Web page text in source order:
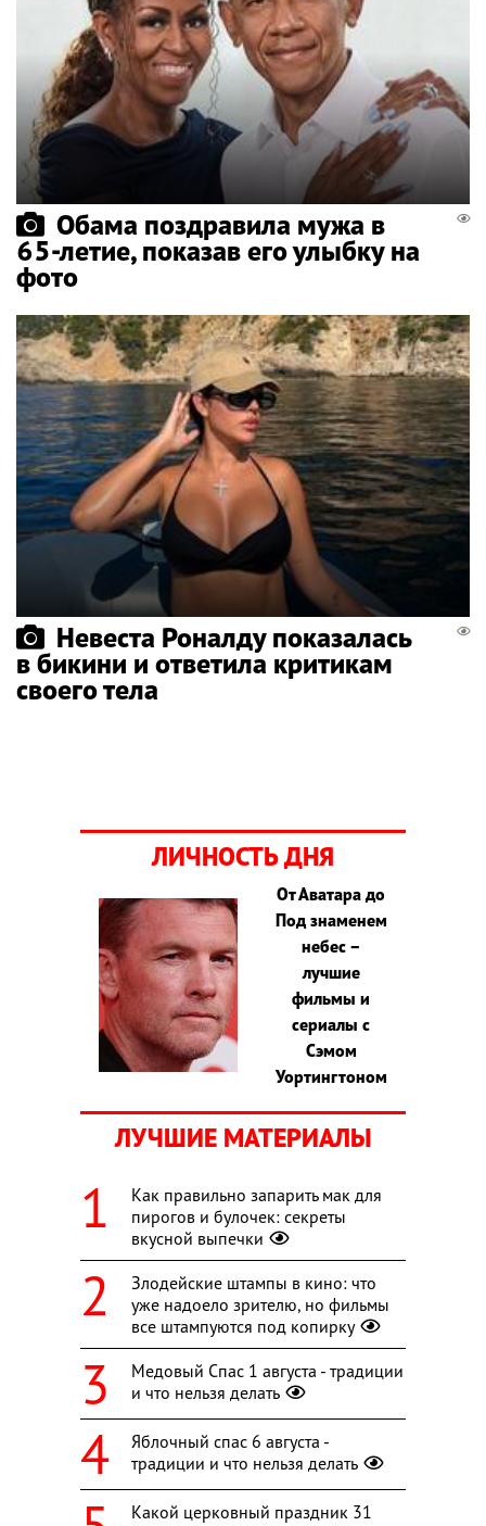
Обама поздравила мужа в
65-летие, показав его улыбку на
фото
Невеста Роналду показалась
в бикини и ответила критикам
своего тела
ЛИЧНОСТЬ ДНЯ
От Аватара до
Под знаменем
небес –
лучшие
фильмы и
сериалы с
Сэмом
Уортингтоном
ЛУЧШИЕ МАТЕРИАЛЫ
Как правильно запарить мак для
пирогов и булочек: секреты
вкусной выпечки
Злодейские штампы в кино: что
уже надоело зрителю, но фильмы
все штампуются под копирку
Медовый Спас 1 августа - традиции
и что нельзя делать
Яблочный спас 6 августа -
традиции и что нельзя делать
Какой церковный праздник 31